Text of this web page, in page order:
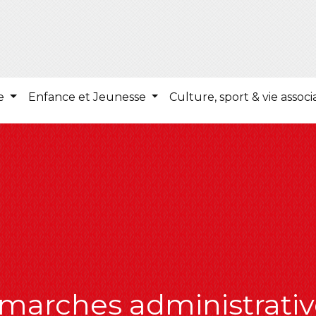
Enfance et Jeunesse Culture, sport & vie